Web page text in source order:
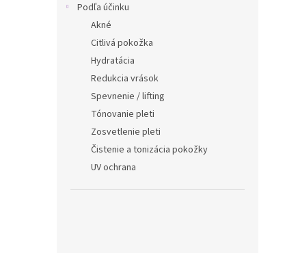
Podľa účinku
Akné
Citlivá pokožka
Hydratácia
Redukcia vrások
Spevnenie / lifting
Tónovanie pleti
Zosvetlenie pleti
Čistenie a tonizácia pokožky
UV ochrana